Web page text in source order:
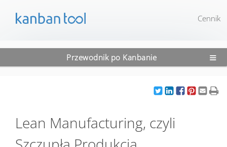
Cennik
Przewodnik po Kanbanie ≡
Lean Manufacturing, czyli